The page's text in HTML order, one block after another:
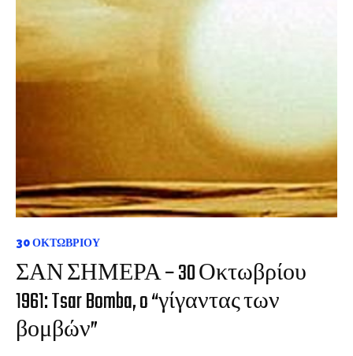
30 ΟΚΤΩΒΡΊΟΥ
ΣΑΝ ΣΗΜΕΡΑ – 30 Οκτωβρίου
1961: Tsar Bomba, o “γίγαντας των
βομβών”